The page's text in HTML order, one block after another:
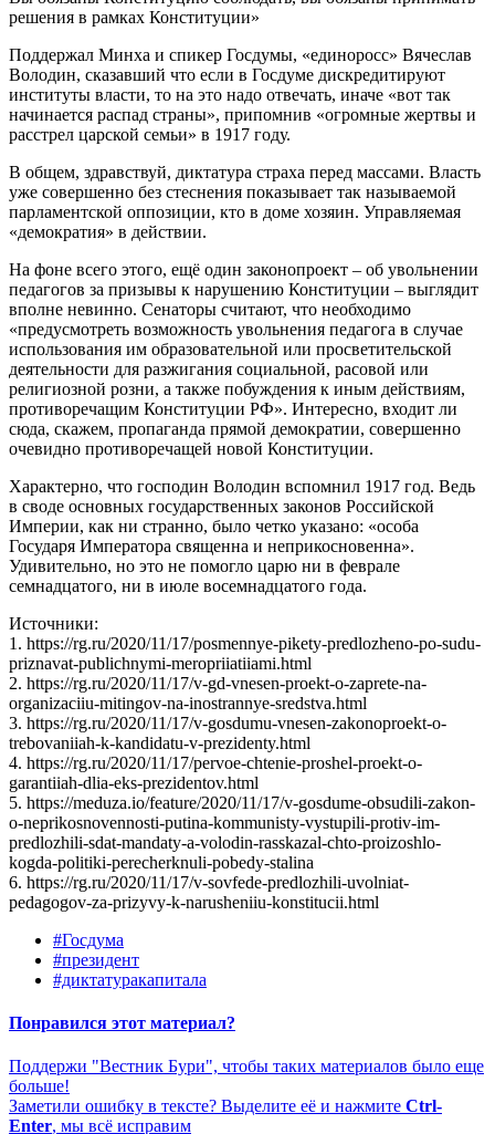
решения в рамках Конституции»
Поддержал Минха и спикер Госдумы, «единоросс» Вячеслав
Володин, сказавший что если в Госдуме дискредитируют
институты власти, то на это надо отвечать, иначе «вот так
начинается распад страны», припомнив «огромные жертвы и
расстрел царской семьи» в 1917 году.
В общем, здравствуй, диктатура страха перед массами. Власть
уже совершенно без стеснения показывает так называемой
парламентской оппозиции, кто в доме хозяин. Управляемая
«демократия» в действии.
На фоне всего этого, ещё один законопроект – об увольнении
педагогов за призывы к нарушению Конституции – выглядит
вполне невинно. Сенаторы считают, что необходимо
«предусмотреть возможность увольнения педагога в случае
использования им образовательной или просветительской
деятельности для разжигания социальной, расовой или
религиозной розни, а также побуждения к иным действиям,
противоречащим Конституции РФ». Интересно, входит ли
сюда, скажем, пропаганда прямой демократии, совершенно
очевидно противоречащей новой Конституции.
Характерно, что господин Володин вспомнил 1917 год. Ведь
в своде основных государственных законов Российской
Империи, как ни странно, было четко указано: «особа
Государя Императора священна и неприкосновенна».
Удивительно, но это не помогло царю ни в феврале
семнадцатого, ни в июле восемнадцатого года.
Источники:
1. https://rg.ru/2020/11/17/posmennye-pikety-predlozheno-po-sudu-
priznavat-publichnymi-meropriiatiiami.html
2. https://rg.ru/2020/11/17/v-gd-vnesen-proekt-o-zaprete-na-
organizaciiu-mitingov-na-inostrannye-sredstva.html
3. https://rg.ru/2020/11/17/v-gosdumu-vnesen-zakonoproekt-o-
trebovaniiah-k-kandidatu-v-prezidenty.html
4. https://rg.ru/2020/11/17/pervoe-chtenie-proshel-proekt-o-
garantiiah-dlia-eks-prezidentov.html
5. https://meduza.io/feature/2020/11/17/v-gosdume-obsudili-zakon-
o-neprikosnovennosti-putina-kommunisty-vystupili-protiv-im-
predlozhili-sdat-mandaty-a-volodin-rasskazal-chto-proizoshlo-
kogda-politiki-perecherknuli-pobedy-stalina
6. https://rg.ru/2020/11/17/v-sovfede-predlozhili-uvolniat-
pedagogov-za-prizyvy-k-narusheniiu-konstitucii.html
#Госдума
#президент
#диктатуракапитала
Понравился этот материал?
Поддержи "Вестник Бури", чтобы таких материалов было еще
больше!
Заметили ошибку в тексте? Выделите её и нажмите Ctrl-
Enter, мы всё исправим